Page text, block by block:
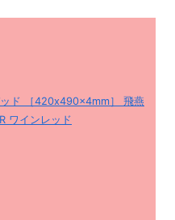
ド ［420x490x4mm］ 飛燕
ワインレッド